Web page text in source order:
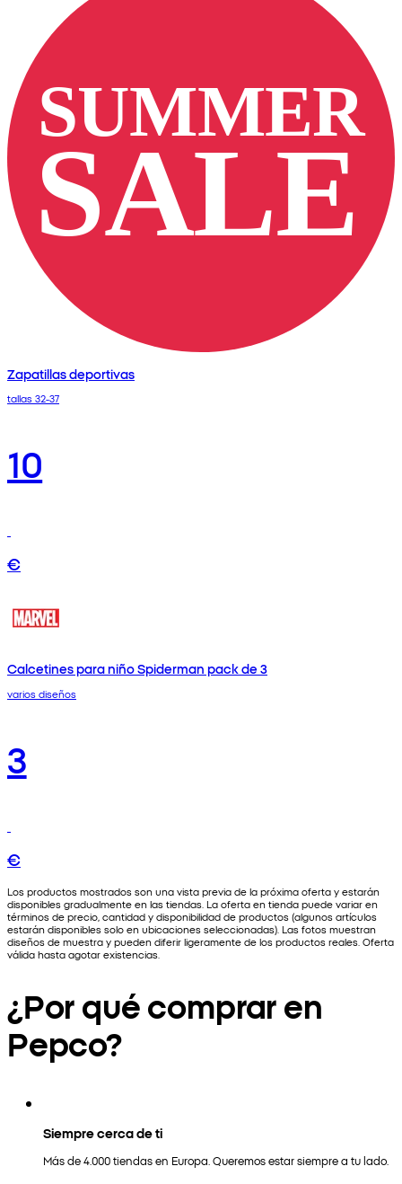
Zapatillas deportivas
tallas 32-37
10
€
Calcetines para niño Spiderman pack de 3
varios diseños
3
€
Los productos mostrados son una vista previa de la próxima oferta y estarán
disponibles gradualmente en las tiendas. La oferta en tienda puede variar en
términos de precio, cantidad y disponibilidad de productos (algunos artículos
estarán disponibles solo en ubicaciones seleccionadas). Las fotos muestran
diseños de muestra y pueden diferir ligeramente de los productos reales. Oferta
válida hasta agotar existencias.
¿Por qué comprar en
Pepco?
Siempre cerca de ti
Más de 4.000 tiendas en Europa. Queremos estar siempre a tu lado.